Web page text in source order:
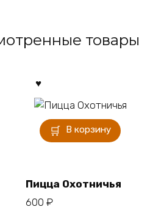
товары
В корзину
Пицца Охотничья
600 ₽